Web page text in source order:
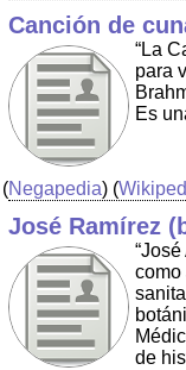
Canción de
“La
para
Es
(Negapedia) (
José Ramírez
como
de